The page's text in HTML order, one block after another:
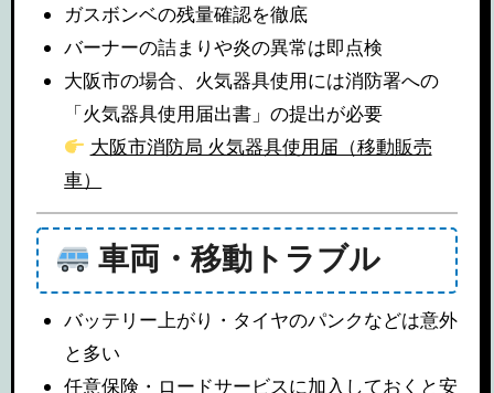
ガスボンベの残量確認を徹底
バーナーの詰まりや炎の異常は即点検
大阪市の場合、火気器具使用には消防署への
「火気器具使用届出書」の提出が必要
大阪市消防局 火気器具使用届（移動販売
車）
車両・移動トラブル
バッテリー上がり・タイヤのパンクなどは意外
と多い
任意保険・ロードサービスに加入しておくと安